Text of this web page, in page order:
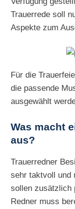
Trauerrede soll
Aspekte zum
Für die
die passende
ausgewählt
Was macht
aus?
Trauerredner
sehr taktvoll und
sollen zusätzlich
Redner muss